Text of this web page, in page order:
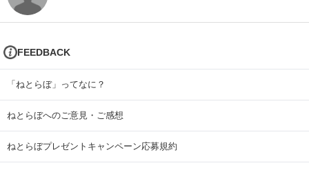
FEEDBACK
「ねとらぼ」ってなに？
ねとらぼへのご意見・ご感想
ねとらぼプレゼントキャンペーン応募規約